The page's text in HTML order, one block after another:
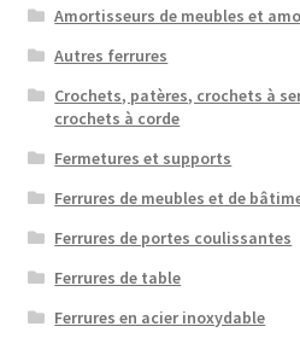
Amortisseurs de meubles et
Autres ferrures
Crochets, patères, crochets à
crochets à corde
Fermetures et supports
Ferrures de meubles et de
Ferrures de portes coulissantes
Ferrures de table
Ferrures en acier inoxydable